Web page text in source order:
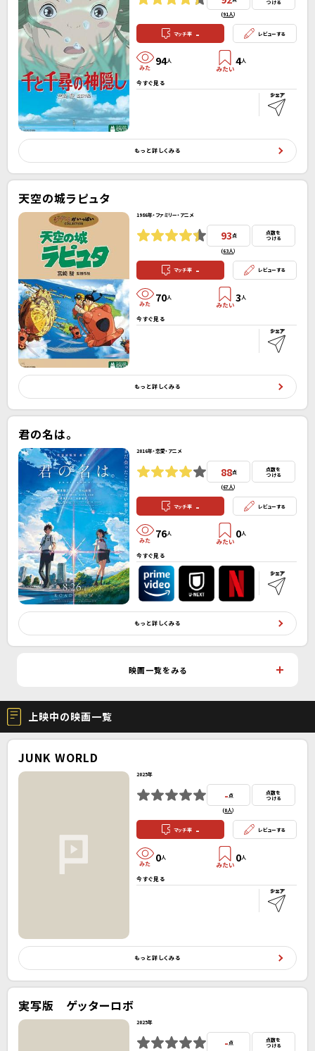
(91人）
つける
マッチ率 - レビューする
94人 4人
今すぐ見る
もっと詳しくみる
天空の城ラピュタ
1986年・ファミリー・アニメ
93点
(63人）
点数を
つける
マッチ率 - レビューする
70人 3人
今すぐ見る
もっと詳しくみる
君の名は。
2016年・恋愛・アニメ
88点
(67人）
点数を
つける
マッチ率 - レビューする
76人 0人
今すぐ見る
もっと詳しくみる
映画一覧をみる
上映中の映画一覧
JUNK WORLD
2025年
- 点
(0人）
点数を
つける
マッチ率 - レビューする
0人 0人
今すぐ見る
もっと詳しくみる
実写版 ゲッターロボ
2025年
-点
点数を
つける